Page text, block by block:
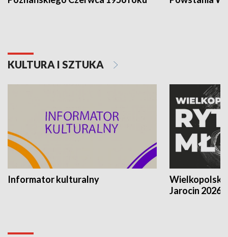
KULTURA I SZTUKA
Informator kulturalny
Jarocin 2026